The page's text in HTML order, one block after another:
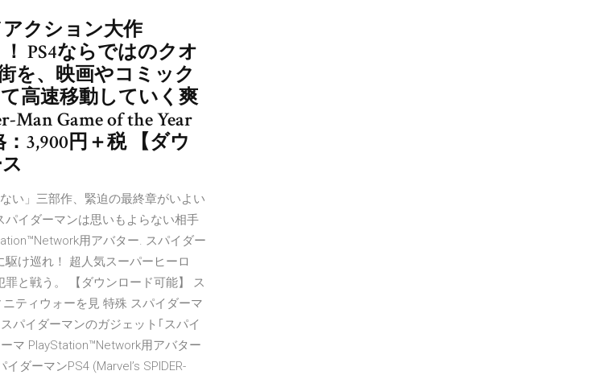
クション大作
PS4ならではのクオ
を、映画やコミック
高速移動していく爽
Game of the Year
3,900円＋税 【ダウ
い」三部作、緊迫の最終章がいよい
イダーマンは思いもよらない相手
用アバター. スパイダー
け巡れ！ 超人気スーパーヒーロ
と戦う。 【ダウンロード可能】 ス
ティウォーを見 特殊 スパイダーマ
パイダーマンのガジェット｢スパイ
マ PlayStation™Network用アバター
ダーマンPS4 (Marvel’s SPIDER-